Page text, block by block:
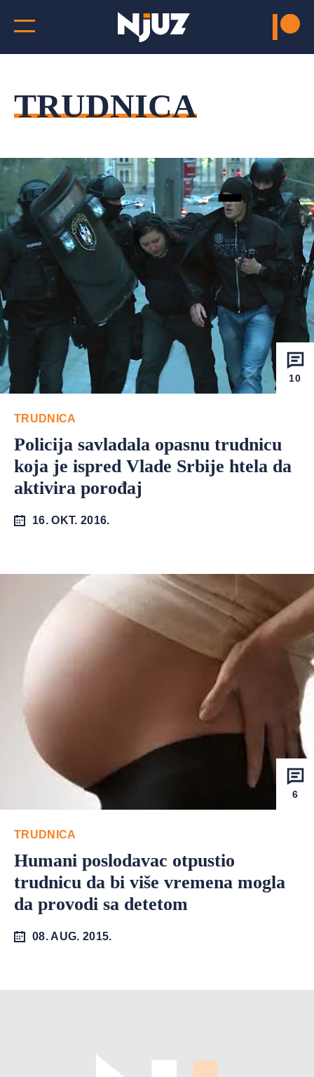
TRUDNICA
10
TRUDNICA
Policija savladala opasnu trudnicu
koja je ispred Vlade Srbije htela da
aktivira porođaj
16. OKT. 2016.
6
TRUDNICA
Humani poslodavac otpustio
trudnicu da bi više vremena mogla
da provodi sa detetom
08. AUG. 2015.